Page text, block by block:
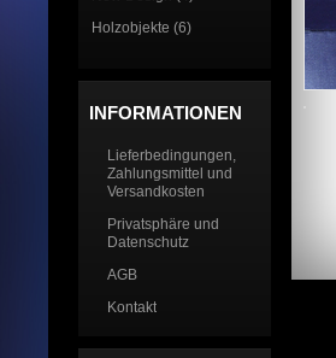
Holzobjekte (6)
INFORMATIONEN
Lieferbedingungen,
Zahlungsmittel und
Versandkosten
Privatsphäre und
Datenschutz
AGB
Kontakt